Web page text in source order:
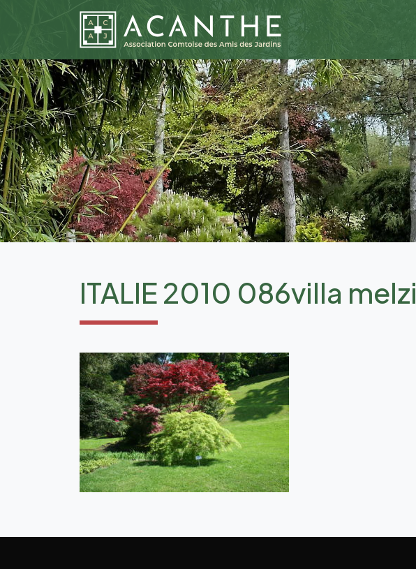
ITALIE 2010 086villa melzi